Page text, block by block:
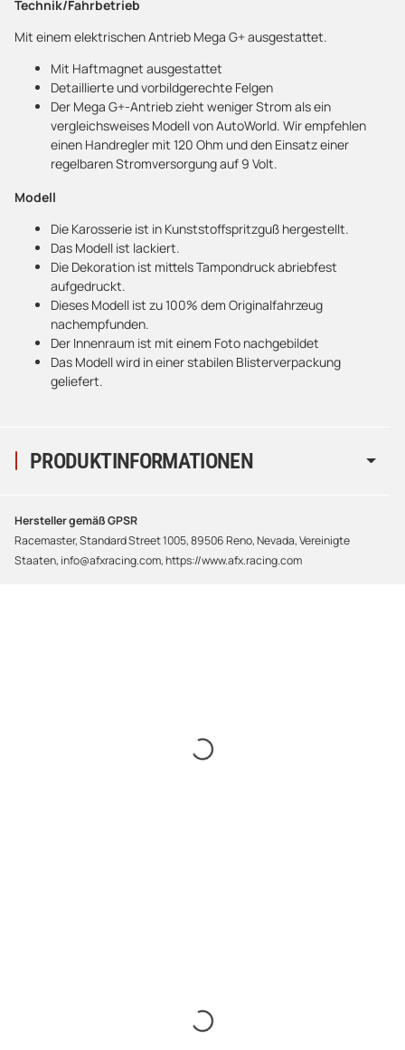
PRODUKTINFORMATIONEN
Technik/Fahrbetrieb
Mit einem elektrischen Antrieb Mega G+ ausgestattet.
Mit Haftmagnet ausgestattet
Detaillierte und vorbildgerechte Felgen
Der Mega G+-Antrieb zieht weniger Strom als ein
vergleichsweises Modell von AutoWorld. Wir empfehlen
einen Handregler mit 120 Ohm und den Einsatz einer
regelbaren Stromversorgung auf 9 Volt.
Modell
Die Karosserie ist in Kunststoffspritzguß hergestellt.
Das Modell ist lackiert.
Die Dekoration ist mittels Tampondruck abriebfest
aufgedruckt.
Dieses Modell ist zu 100% dem Originalfahrzeug
nachempfunden.
Der Innenraum ist mit einem Foto nachgebildet
Das Modell wird in einer stabilen Blisterverpackung
geliefert.
Hersteller gemäß GPSR
Racemaster, Standard Street 1005, 89506 Reno, Nevada, Vereinigte
Staaten, info@afxracing.com, https://www.afx.racing.com